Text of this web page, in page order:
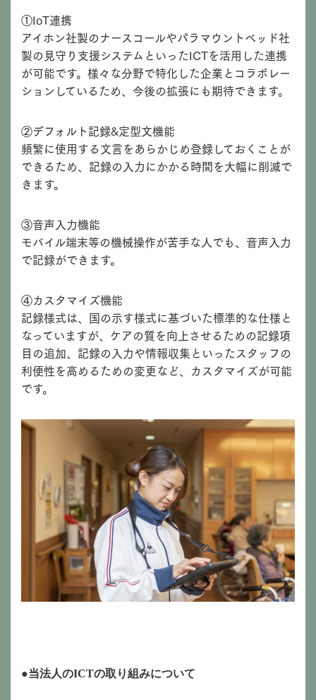
①IoT連携
アイホン社製のナースコールやパラマウントベッド社
製の見守り支援システムといったICTを活用した連携
が可能です。様々な分野で特化した企業とコラボレー
ションしているため、今後の拡張にも期待できます。
②デフォルト記録&定型文機能
頻繁に使用する文言をあらかじめ登録しておくことが
できるため、記録の入力にかかる時間を大幅に削減で
きます。
③音声入力機能
モバイル端末等の機械操作が苦手な人でも、音声入力
で記録ができます。
④カスタマイズ機能
記録様式は、国の示す様式に基づいた標準的な仕様と
なっていますが、ケアの質を向上させるための記録項
目の追加、記録の入力や情報収集といったスタッフの
利便性を高めるための変更など、カスタマイズが可能
です。
●当法人のICTの取り組みについて